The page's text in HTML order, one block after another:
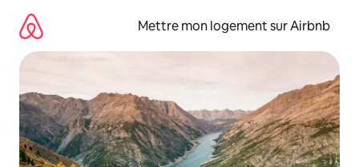
directement
contenu
Mettre mon logement sur Airbnb